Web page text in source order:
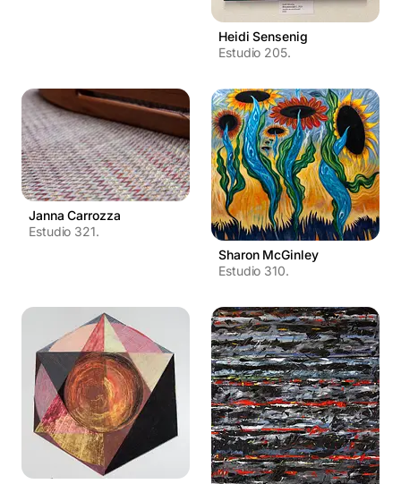
Heidi Sensenig
Estudio 205.
Janna Carrozza
Estudio 321.
Sharon McGinley
Estudio 310.